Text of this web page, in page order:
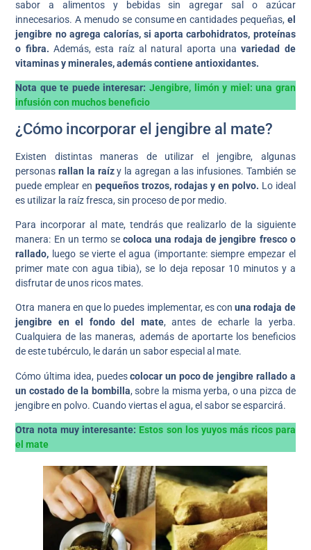
sabor a alimentos y bebidas sin agregar sal o azúcar
innecesarios. A menudo se consume en cantidades pequeñas, el
jengibre no agrega calorías, si aporta carbohidratos, proteínas
o fibra. Además, esta raíz al natural aporta unavariedad de
vitaminas y minerales, además contiene antioxidantes.
Nota que te puede interesar: Jengibre, limón y miel: una gran
infusión con muchos beneficio
¿Cómo incorporar el jengibre al mate?
Existen distintas maneras de utilizar el jengibre, algunas
personasrallan la raízy la agregan a las infusiones. También se
puede emplear enpequeños trozos, rodajas y en polvo. Lo ideal
es utilizar la raíz fresca, sin proceso de por medio.
Para incorporar al mate, tendrás que realizarlo de la siguiente
manera: En un termo se coloca una rodaja de jengibre fresco o
rallado, luego se vierte el agua (importante: siempre empezar el
primer mate con agua tibia), se lo deja reposar 10 minutos y a
disfrutar de unos ricos mates.
Otra manera en que lo puedes implementar, es conuna rodaja de
jengibre en el fondo del mate, antes de echarle la yerba.
Cualquiera de las maneras, además de aportarte los beneficios
de este tubérculo, le darán un sabor especial al mate.
Cómo última idea, puedescolocar un poco de jengibre rallado a
un costado de la bombilla, sobre la misma yerba, o una pizca de
jengibre en polvo. Cuando viertas el agua, el sabor se esparcirá.
Otra nota muy interesante: Estos son los yuyos más ricos para
el mate